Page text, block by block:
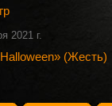
2021 г.
(Жесть)